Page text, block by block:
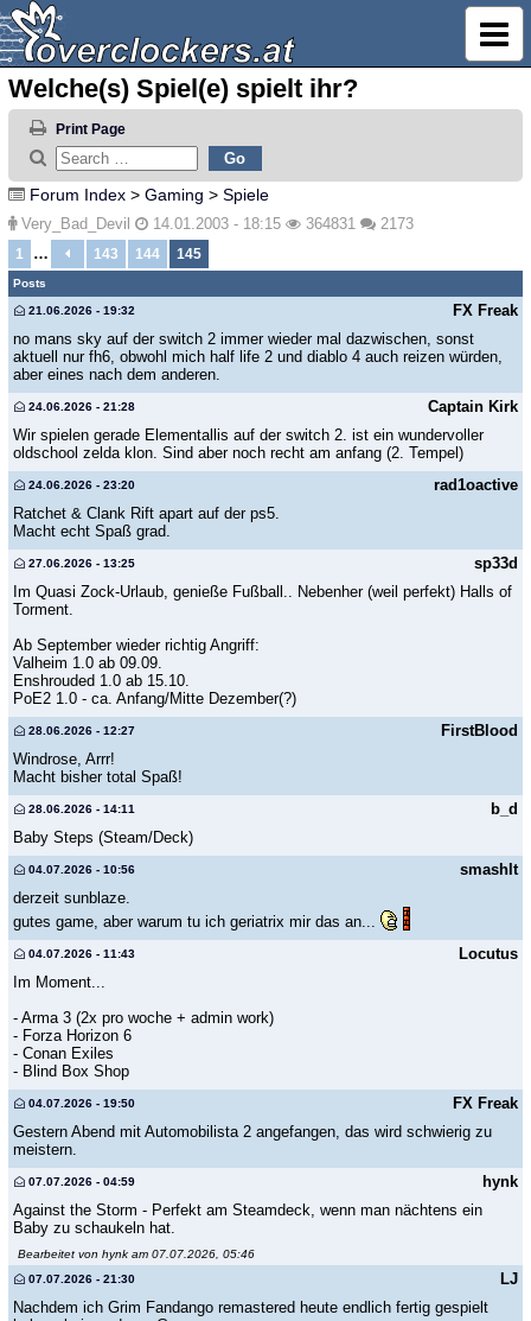
Welche(s) Spiel(e) spielt ihr?
Print Page
Forum Index > Gaming > Spiele
Very_Bad_Devil 14.01.2003 - 18:15 364831 2173
1 … 143 144 145
Posts
FX Freak
21.06.2026 - 19:32
no mans sky auf der switch 2 immer wieder mal dazwischen, sonst
aktuell nur fh6, obwohl mich half life 2 und diablo 4 auch reizen würden,
aber eines nach dem anderen.
Captain Kirk
24.06.2026 - 21:28
Wir spielen gerade Elementallis auf der switch 2. ist ein wundervoller
oldschool zelda klon. Sind aber noch recht am anfang (2. Tempel)
rad1oactive
24.06.2026 - 23:20
Ratchet & Clank Rift apart auf der ps5.
Macht echt Spaß grad.
sp33d
27.06.2026 - 13:25
Im Quasi Zock-Urlaub, genieße Fußball.. Nebenher (weil perfekt) Halls of
Torment.
Ab September wieder richtig Angriff:
Valheim 1.0 ab 09.09.
Enshrouded 1.0 ab 15.10.
PoE2 1.0 - ca. Anfang/Mitte Dezember(?)
FirstBlood
28.06.2026 - 12:27
Windrose, Arrr!
Macht bisher total Spaß!
b_d
28.06.2026 - 14:11
Baby Steps (Steam/Deck)
smashIt
04.07.2026 - 10:56
derzeit sunblaze.
gutes game, aber warum tu ich geriatrix mir das an...
Locutus
04.07.2026 - 11:43
Im Moment...
- Arma 3 (2x pro woche + admin work)
- Forza Horizon 6
- Conan Exiles
- Blind Box Shop
FX Freak
04.07.2026 - 19:50
Gestern Abend mit Automobilista 2 angefangen, das wird schwierig zu
meistern.
hynk
07.07.2026 - 04:59
Against the Storm - Perfekt am Steamdeck, wenn man nächtens ein
Baby zu schaukeln hat.
Bearbeitet von hynk am 07.07.2026, 05:46
LJ
07.07.2026 - 21:30
Nachdem ich Grim Fandango remastered heute endlich fertig gespielt